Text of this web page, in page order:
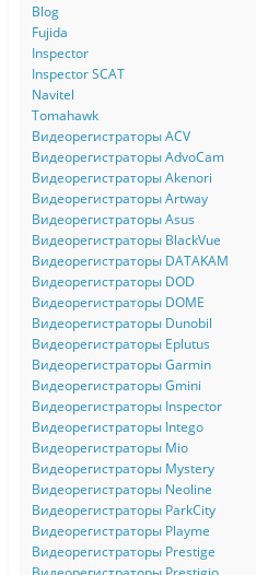
Blog
Fujida
Inspector
Inspector SCAT
Navitel
Tomahawk
Видеорегистраторы ACV
Видеорегистраторы AdvoCam
Видеорегистраторы Akenori
Видеорегистраторы Artway
Видеорегистраторы Asus
Видеорегистраторы BlackVue
Видеорегистраторы DATAKAM
Видеорегистраторы DOD
Видеорегистраторы DOME
Видеорегистраторы Dunobil
Видеорегистраторы Eplutus
Видеорегистраторы Garmin
Видеорегистраторы Gmini
Видеорегистраторы Inspector
Видеорегистраторы Intego
Видеорегистраторы Mio
Видеорегистраторы Mystery
Видеорегистраторы Neoline
Видеорегистраторы ParkCity
Видеорегистраторы Playme
Видеорегистраторы Prestige